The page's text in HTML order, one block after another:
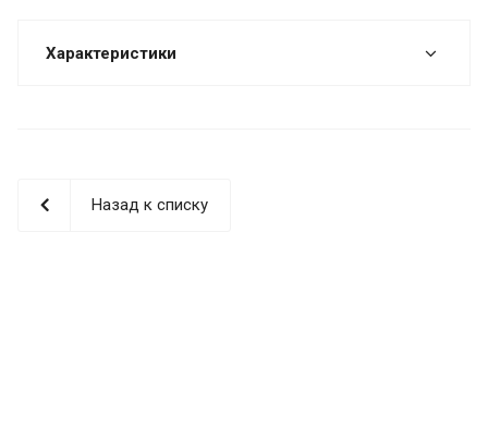
Характеристики
Назад к списку